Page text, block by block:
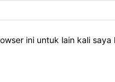
ini untuk lain kali saya